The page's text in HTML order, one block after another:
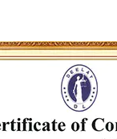
la
de